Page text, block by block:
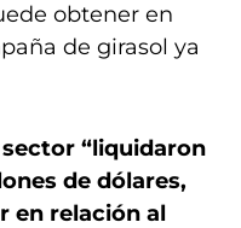
obtener en
de girasol ya
“liquidaron
de dólares,
en relación al